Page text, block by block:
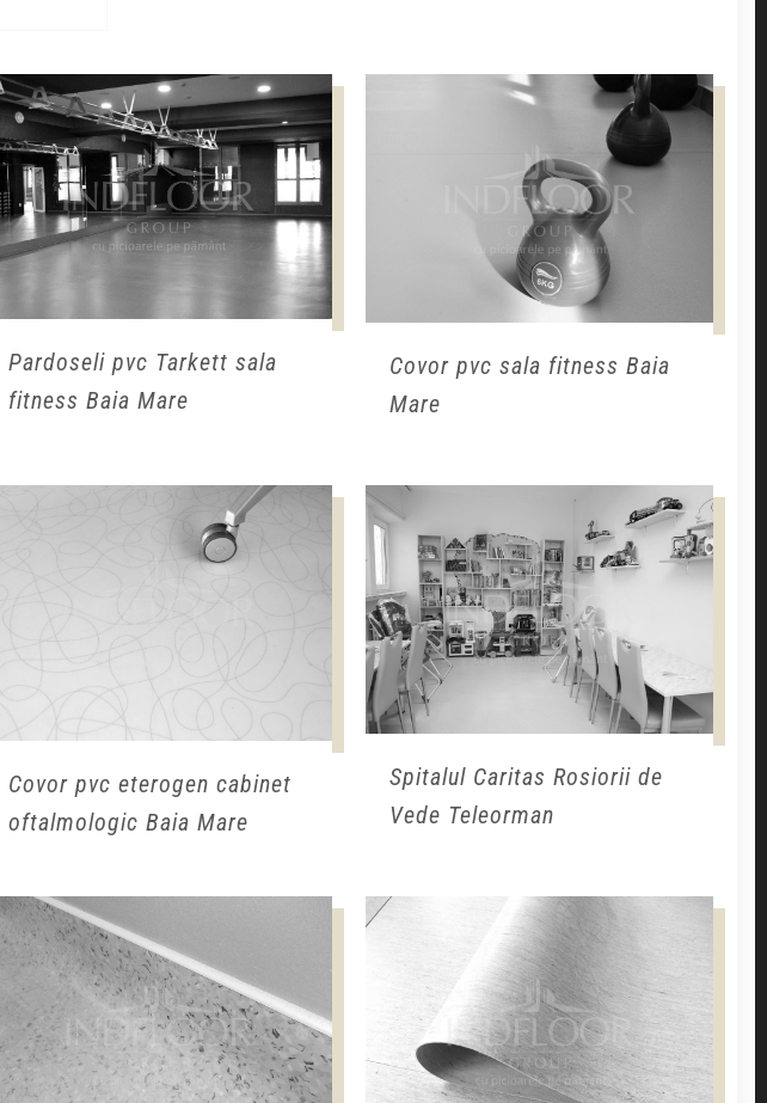
Pardoseli pvc Tarkett sala
fitness Baia Mare
Covor pvc sala fitness Baia
Mare
Covor pvc eterogen cabinet
oftalmologic Baia Mare
Spitalul Caritas Rosiorii de
Vede Teleorman